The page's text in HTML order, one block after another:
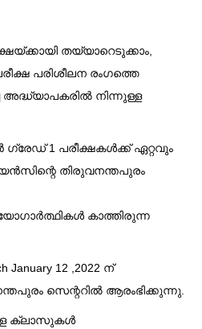
തയ്യാറെടുക്കാം,
പരിശീലന രംഗത്തെ
അദ്ധ്യാപകരിൽ നിന്നുള്ള
ഗ്രേഡ് 1 പരീക്ഷകൾക്ക് ഏറ്റവും
തിരുവനന്തപുരം
കാത്തിരുന്ന
January 12 ,2022 ന്
സെന്ററിൽ ആരംഭിക്കുന്നു.
ക്ലാസുകൾ